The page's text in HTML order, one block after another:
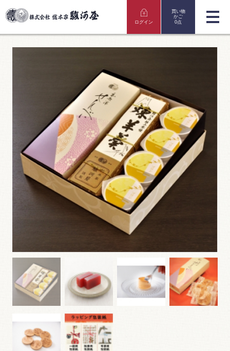
ログイン
買い物
かご
0点